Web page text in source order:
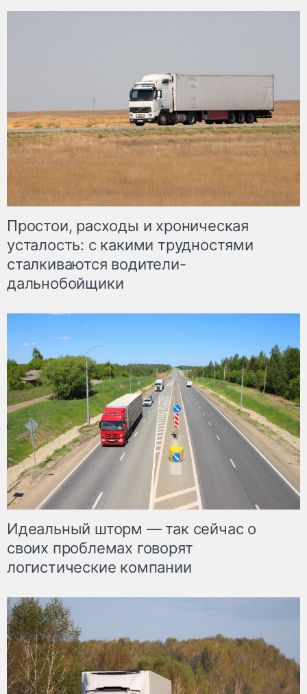
Простои, расходы и хроническая
усталость: с какими трудностями
сталкиваются водители-
дальнобойщики
Идеальный шторм — так сейчас о
своих проблемах говорят
логистические компании